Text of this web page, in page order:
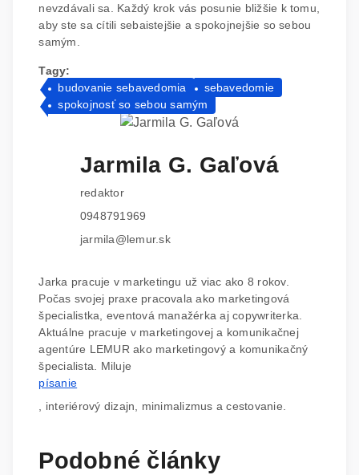
nevzdávali sa. Každý krok vás posunie bližšie k tomu,
aby ste sa cítili sebaistejšie a spokojnejšie so sebou
samým.
Tagy:
budovanie sebavedomia
sebavedomie
spokojnosť so sebou samým
Jarmila G. Gaľová
redaktor
0948791969
jarmila@lemur.sk
Jarka pracuje v marketingu už viac ako 8 rokov.
Počas svojej praxe pracovala ako marketingová
špecialistka, eventová manažérka aj copywriterka.
Aktuálne pracuje v marketingovej a komunikačnej
agentúre LEMUR ako marketingový a komunikačný
špecialista. Miluje
písanie
, interiérový dizajn, minimalizmus a cestovanie.
Podobné články